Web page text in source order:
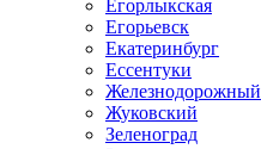
Егорлыкская
Егорьевск
Екатеринбург
Ессентуки
Железнодорожный
Жуковский
Зеленоград